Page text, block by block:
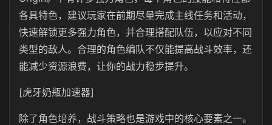
各具特色，建议玩家在前期尽量完成主线任务和活动，
快速解锁更多强力角色，并合理搭配队伍，以应对不同
类型的敌人。合理的角色编队不仅能提高战斗效率，还
能减少资源浪费，让你的战力稳步提升。
[虎牙奶瓶加速器]
除了角色培养，战斗策略也是游戏中的核心要素之一。